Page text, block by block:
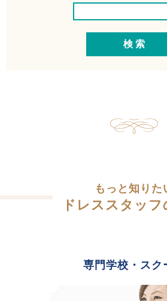
もっと知りた
ドレススタッフ
専門学校・スク